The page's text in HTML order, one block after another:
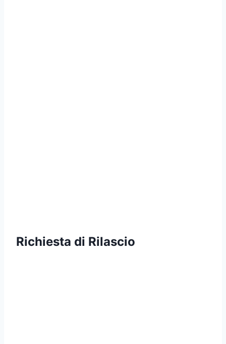
Richiesta di Rilascio